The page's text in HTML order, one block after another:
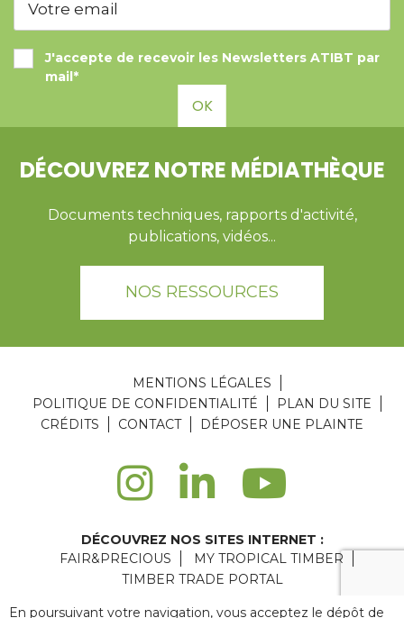
J'accepte de recevoir les Newsletters ATIBT par
mail*
OK
DÉCOUVREZ NOTRE MÉDIATHÈQUE
Documents techniques, rapports d'activité,
publications, vidéos...
NOS RESSOURCES
MENTIONS LÉGALES
POLITIQUE DE CONFIDENTIALITÉ
PLAN DU SITE
CRÉDITS
CONTACT DÉPOSER UNE PLAINTE
DÉCOUVREZ NOS SITES INTERNET :
FAIR&PRECIOUS
MY TROPICAL TIMBER
TIMBER TRADE PORTAL
En poursuivant votre navigation, vous acceptez le dépôt de